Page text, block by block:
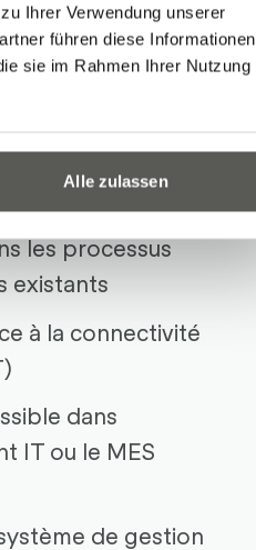
Ihrer Verwendung unserer
führen diese Informationen
sie im Rahmen Ihrer Nutzung
Alle zulassen
de type «
possibles même
les processus
existants
à la connectivité
dans
IT ou le MES
de gestion